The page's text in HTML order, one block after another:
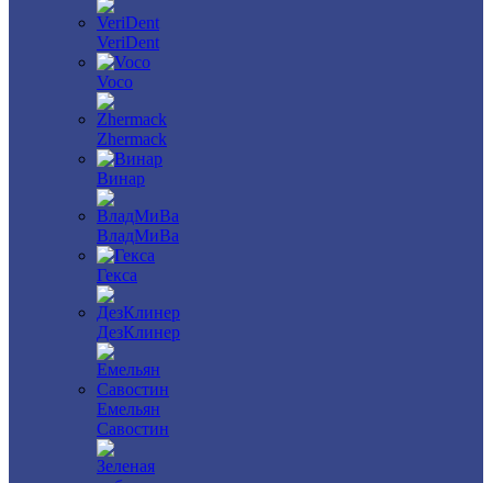
VeriDent
Voco
Zhermack
Винар
ВладМиВа
Гекса
ДезКлинер
Емельян
Савостин